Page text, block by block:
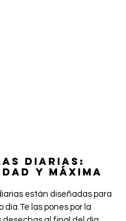
diarias:
y máxima
están diseñadas para
día.Te las pones por la